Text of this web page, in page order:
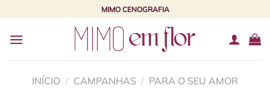
to
content
MIMO CENOGRAFIA
INÍCIO / CAMPANHAS / PARA O SEU AMOR